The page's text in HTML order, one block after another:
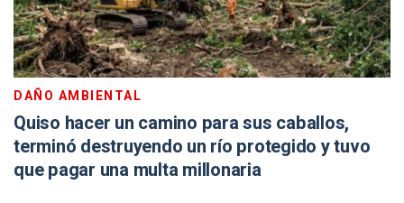
DAÑO AMBIENTAL
Quiso hacer un camino para sus caballos,
terminó destruyendo un río protegido y tuvo
que pagar una multa millonaria